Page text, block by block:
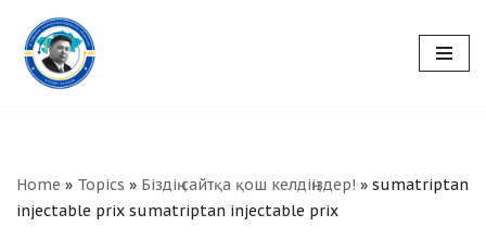
Skip
to
Home » Topics » Біздің сайтқа қош келдіңіздер! » sumatriptan
injectable prix sumatriptan injectable prix